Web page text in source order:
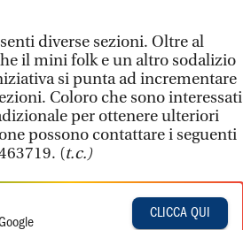
diverse sezioni. Oltre al
il mini folk e un altro sodalizio
si punta ad incrementare
Coloro che sono interessati
per ottenere ulteriori
possono contattare i seguenti
(t.c.)
CLICCA QUI